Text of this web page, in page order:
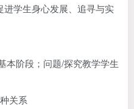
学生身心发展、追寻与实
本阶段；问题/探究教学学生
关系